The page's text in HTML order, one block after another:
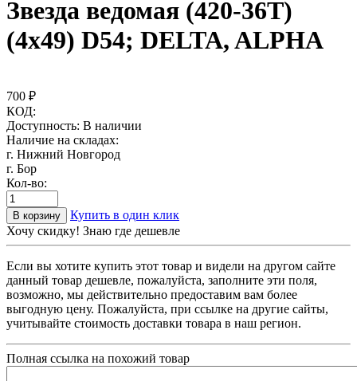
Звезда ведомая (420-36T)
(4x49) D54; DELTA, ALPHA
700 ₽
КОД:
Доступность: В наличии
Наличие на складах:
г. Нижний Новгород
г. Бор
Кол-во:
В корзину
Купить в один клик
Хочу скидку! Знаю где дешевле
Если вы хотите купить этот товар и видели на другом сайте
данный товар дешевле, пожалуйста, заполните эти поля,
возможно, мы действительно предоставим вам более
выгодную цену. Пожалуйста, при ссылке на другие сайты,
учитывайте стоимость доставки товара в наш регион.
Полная ссылка на похожий товар